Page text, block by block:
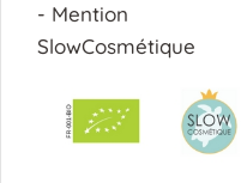
- Mention
SlowCosmétique